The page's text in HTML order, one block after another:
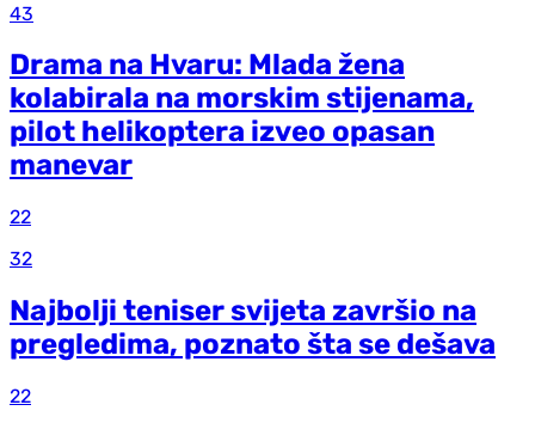
43
Drama na Hvaru: Mlada žena
kolabirala na morskim stijenama,
pilot helikoptera izveo opasan
manevar
22
32
Najbolji teniser svijeta završio na
pregledima, poznato šta se dešava
22